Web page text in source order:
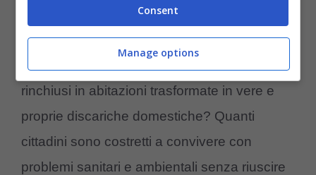
sempre alle Istituzioni.Quante situazioni
analoghe esistono oggi in Italia senza che
nessuno intervenga? Quanti animali vivono
rinchiusi in abitazioni trasformate in vere e
proprie discariche domestiche? Quanti
cittadini sono costretti a convivere con
problemi sanitari e ambientali senza riuscire
Consent
Manage options